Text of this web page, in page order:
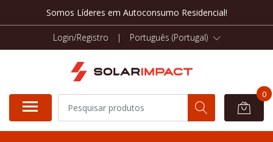
Somos Líderes em Autoconsumo Residencial!
Login/Registro | Português (Portugal)
0